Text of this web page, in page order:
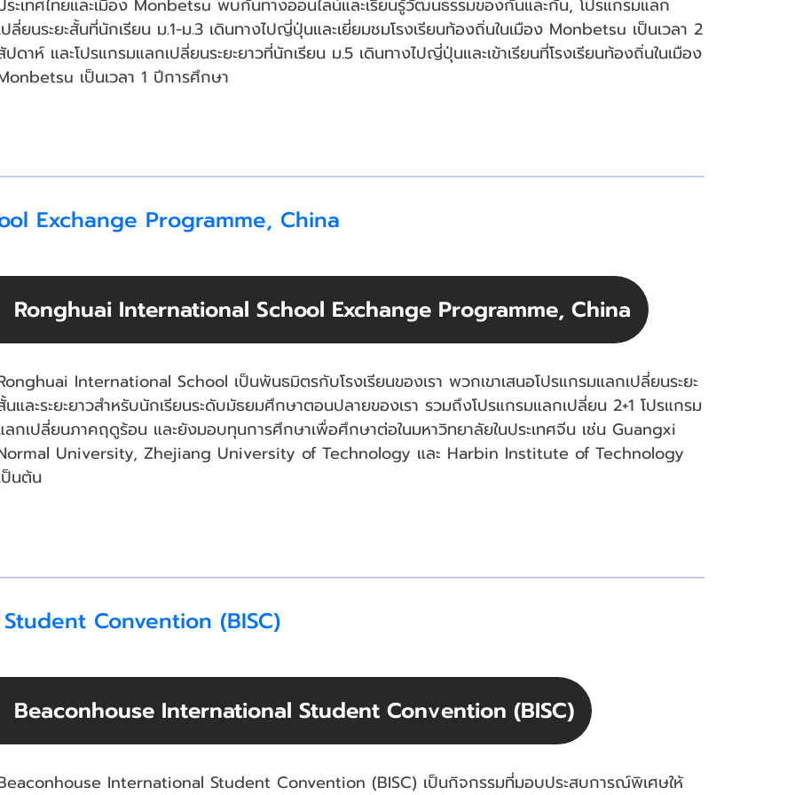
ระเทศไทยและเมือง Monbetsu พบกันทางออนไลน์และเรียนรู้วัฒนธรรมของกันและกัน, โปรแกรมแลก
ปลี่ยนระยะสั้นที่นักเรียน ม.1-ม.3 เดินทางไปญี่ปุ่นและเยี่ยมชมโรงเรียนท้องถิ่นในเมือง Monbetsu เป็นเวลา 2
ปดาห์ และโปรแกรมแลกเปลี่ยนระยะยาวที่นักเรียน ม.5 เดินทางไปญี่ปุ่นและเข้าเรียนที่โรงเรียนท้องถิ่นในเมือง
เป็นเวลา 1 ปีการศึกษา
Exchange Programme, China
Ronghuai International School Exchange Programme, China
International School เป็นพันธมิตรกับโรงเรียนของเรา พวกเขาเสนอโปรแกรมแลกเปลี่ยนระยะ
นและระยะยาวสำหรับนักเรียนระดับมัธยมศึกษาตอนปลายของเรา รวมถึงโปรแกรมแลกเปลี่ยน 2+1 โปรแกรม
ลกเปลี่ยนภาคฤดูร้อน และยังมอบทุนการศึกษาเพื่อศึกษาต่อในมหาวิทยาลัยในประเทศจีน เช่น Guangxi
University, Zhejiang University of Technology และ Harbin Institute of Technology
ป็นต้น
Convention (BISC)
Beaconhouse International Student Convention (BISC)
International Student Convention (BISC) เป็นกิจกรรมที่มอบประสบการณ์พิเศษให้